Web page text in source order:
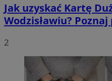
Jak uzyskać Kartę
Wodzisławiu?
2